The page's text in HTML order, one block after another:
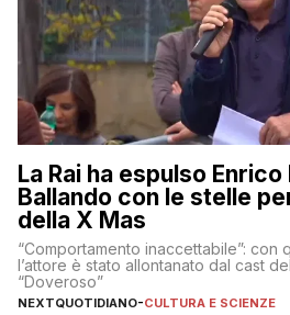
La Rai ha espulso
Ballando con le stelle
della X Mas
“Comportamento inaccettabile”: con
l’attore è stato allontanato dal cast
“Doveroso”
NEXTQUOTIDIANO-CULTURA E SCIENZE